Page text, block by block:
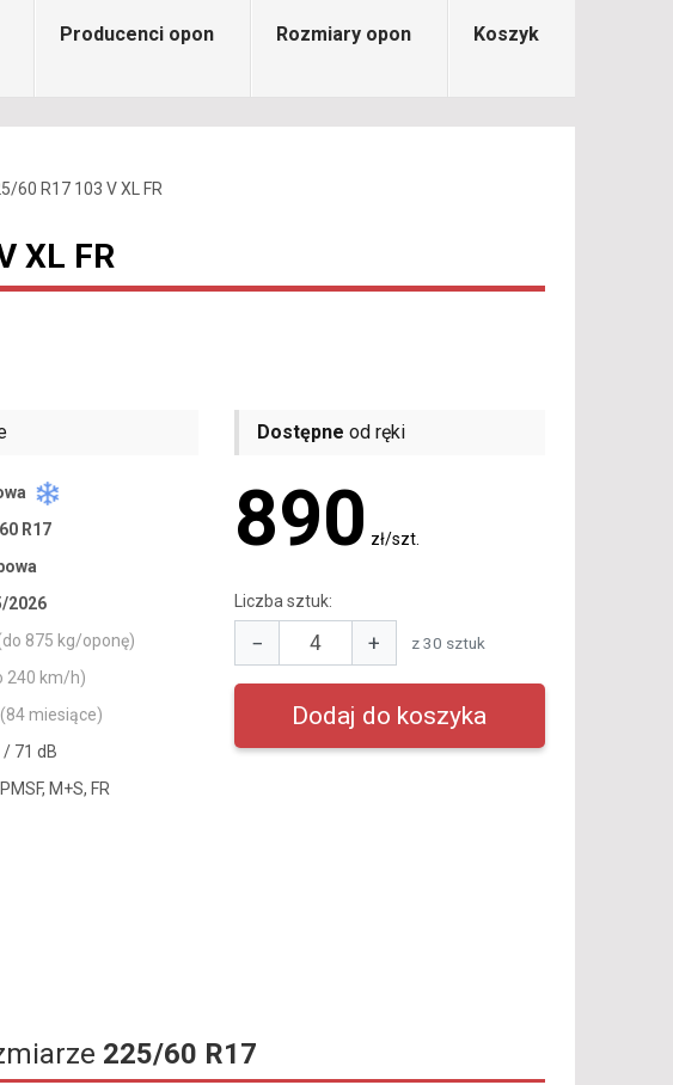
Producenci opon Rozmiary opon Koszyk
60 R17 103 V XL FR
XL FR
R17
2026
875 kg/oponę)
240 km/h)
(84 miesiące)
/ 71 dB
M+S, FR
Dostępne od ręki
890 zł/szt.
Liczba sztuk:
− + z 30 sztuk
225/60 R17